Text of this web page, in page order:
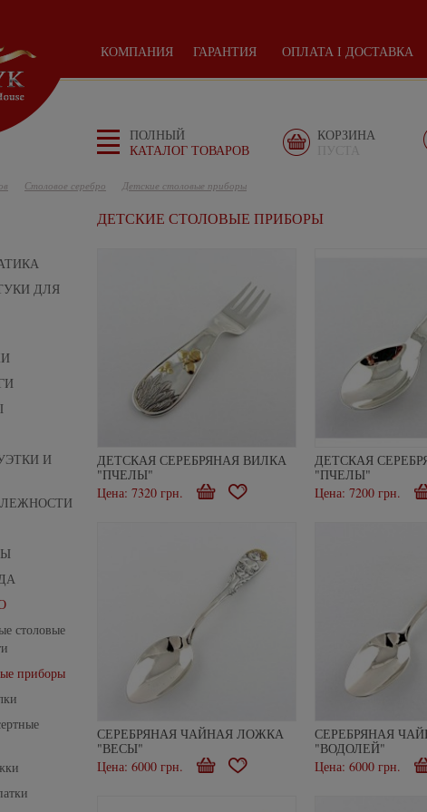
КОМПАНИЯ ГАРАНТИЯ ОПЛАТА І ДОСТАВКА
ПОЛНЫЙ
КАТАЛОГ ТОВАРОВ
КОРЗИНА
Столовое серебро Детские столовые приборы
ДЛЯ
И
столовые
приборы
ДЕТСКИЕ СТОЛОВЫЕ ПРИБОРЫ
ДЕТСКАЯ СЕРЕБРЯНАЯ ВИЛКА
"ПЧЕЛЫ"
Цена: 7320 грн.
В
В
ДЕТСКАЯ
"ПЧЕЛЫ"
Цена: 7200 грн.
СЕРЕБРЯНАЯ ЧАЙНАЯ ЛОЖКА
"ВЕСЫ"
Цена: 6000 грн.
В
В
СЕРЕБРЯНАЯ
"ВОДОЛЕЙ"
Цена: 6000 грн.